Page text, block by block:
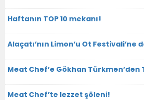
Haftanın TOP 10 mekanı!
Alaçatı’nın Limon’u Ot Festivali’ne
Meat Chef’e Gökhan Türkmen’den
Meat Chef’te lezzet şöleni!